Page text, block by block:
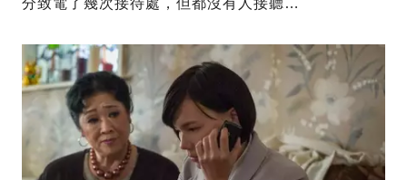
分致電了幾次接待處，但都沒有人接聽…